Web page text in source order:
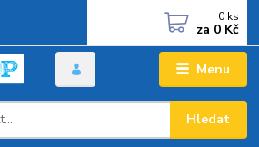
Menu
Hledat
0 ks
za 0 Kč